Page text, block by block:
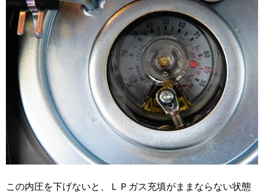
この内圧を下げないと、ＬＰガス充填がままならない状態